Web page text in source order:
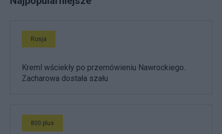
Rosja
Kreml wściekły po przemówieniu Nawrockiego.
Zacharowa dostała szału
800 plus